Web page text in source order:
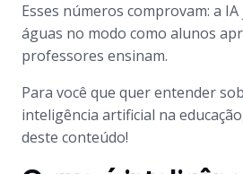
Esses números comprovam: a
águas no modo como alunos
professores ensinam.
Para você que quer entender
inteligência artificial na
deste conteúdo!